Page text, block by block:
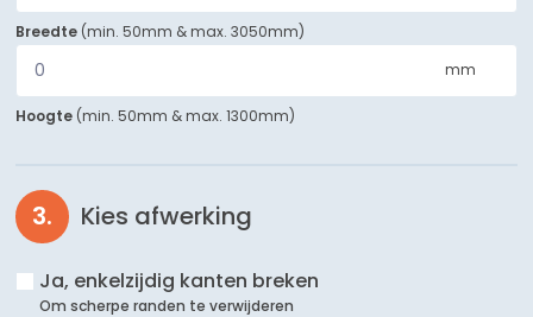
Breedte (min. 50mm &max. 3050mm)
mm
Hoogte (min. 50mm &max. 1300mm)
Kies afwerking
Ja, enkelzijdig kanten breken
Om scherpe randen te verwijderen